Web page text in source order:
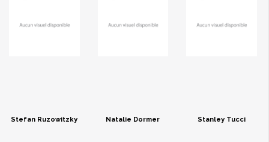
Stefan Ruzowitzky Natalie Dormer Stanley Tucci